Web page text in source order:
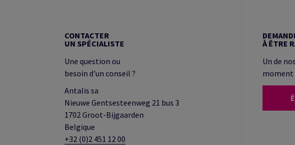
CONTACTER
UN SPÉCIALISTE
Une question ou
besoin d'un conseil ?
Antalis sa
Nieuwe Gentsesteenweg 21 bus 3
1702 Groot-Bijgaarden
Belgique
+32 (0)2 451 12 00
À ÊTRE
Un de
moment